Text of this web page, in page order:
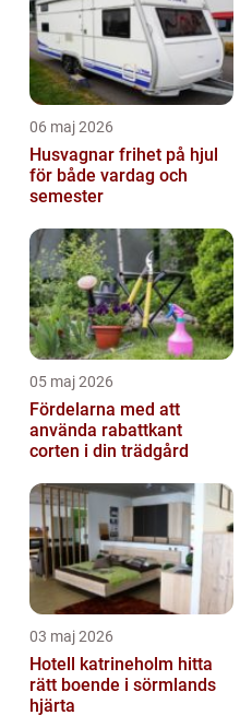
06 maj 2026
Husvagnar frihet på hjul
för både vardag och
semester
05 maj 2026
Fördelarna med att
använda rabattkant
corten i din trädgård
03 maj 2026
Hotell katrineholm hitta
rätt boende i sörmlands
hjärta